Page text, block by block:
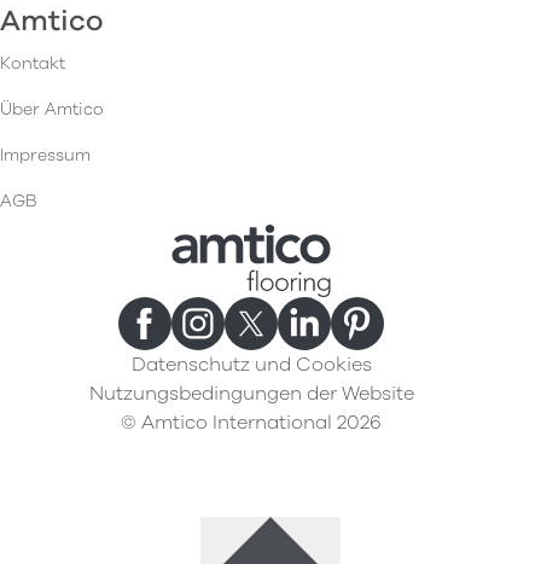
Amtico
Kontakt
Über Amtico
Impressum
AGB
Datenschutz und Cookies
Nutzungsbedingungen der Website
© Amtico International 2026